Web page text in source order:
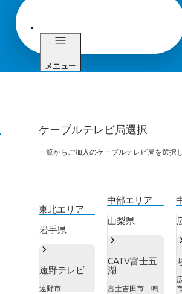
メニュー
ケーブルテレビ局選択
一覧からご加入のケーブルテレビ局を選択
東北エリア
岩手県
遠野テレビ
遠野市
中部エリア
山梨県
CATV富士五
湖
富士吉田市 鳴